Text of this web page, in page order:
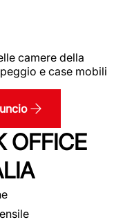
camere della
e case mobili
OFFICE